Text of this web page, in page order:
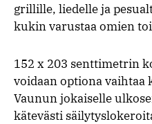
grillille, liedelle ja
kukin varustaa omien
152 x 203 senttimetrin
voidaan optiona vaihtaa
Vaunun jokaiselle
kätevästi